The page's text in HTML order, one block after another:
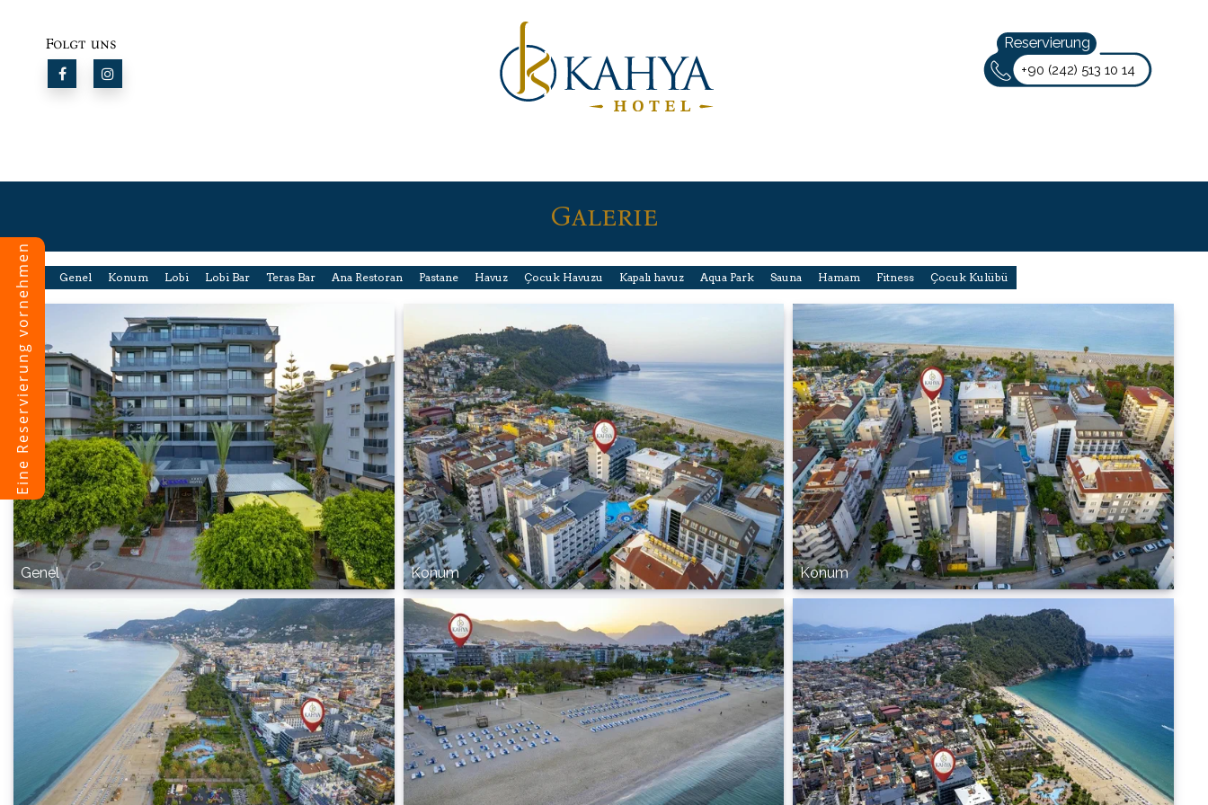
Folgt uns Reservierung
+90 (242) 513 10 14
Galerie
Alle Genel Konum Lobi Lobi Bar Teras Bar Ana Restoran Pastane Havuz Çocuk Havuzu Kapalı havuz Aqua Park Sauna Hamam Fitness Çocuk Kulübü
Genel Konum Konum
Eine Reservierung vornehmen